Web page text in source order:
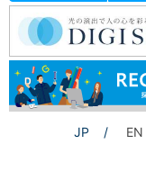
JP EN